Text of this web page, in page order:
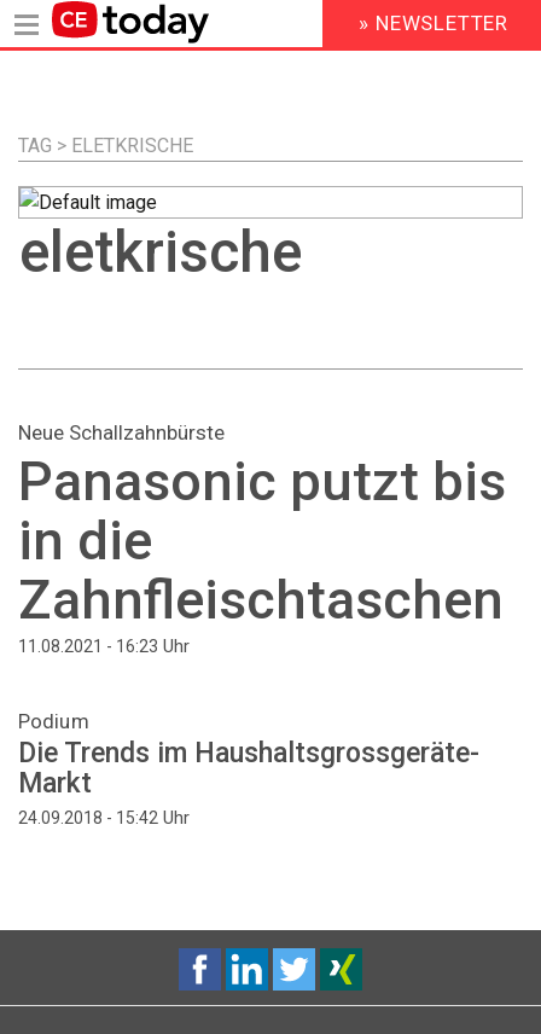
Inhalt
HEADER
MENU
» NEWSLETTER
TAG > ELETKRISCHE
eletkrische
Neue Schallzahnbürste
Panasonic putzt bis
in die
Zahnfleischtaschen
11.08.2021 - 16:23 Uhr
Podium
Die Trends im Haushaltsgrossgeräte-
Markt
24.09.2018 - 15:42 Uhr